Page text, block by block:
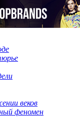
веков
феномен